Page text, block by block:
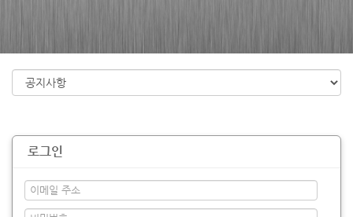
로그인